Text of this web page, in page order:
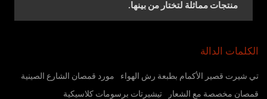
منتجات مماثلة لتختار من بينها.
الكلمات الدالة
تي شيرت قصير الأكمام بطبعة رش الهواء
مورد قمصان الشارع الصينية
قمصان مخصصة مع الشعار
تيشيرتات برسومات كلاسيكية